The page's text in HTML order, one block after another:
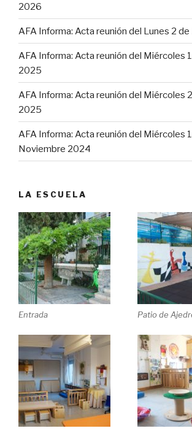
2026
AFA Informa: Acta reunión del Lunes 2
AFA Informa: Acta reunión del Miércoles
2025
AFA Informa: Acta reunión del Miércoles
2025
AFA Informa: Acta reunión del Miércoles
Noviembre 2024
LA ESCUELA
Entrada Patio de